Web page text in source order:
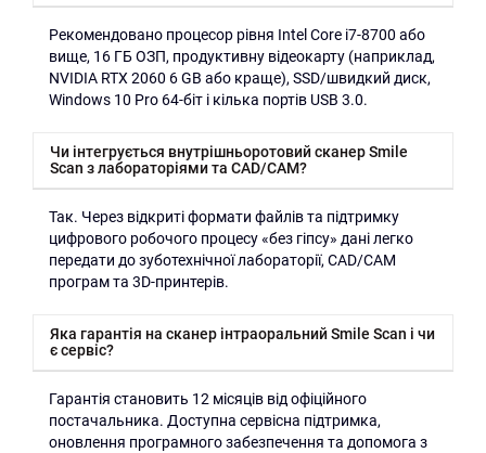
Рекомендовано процесор рівня Intel Core i7-8700 або
вище, 16 ГБ ОЗП, продуктивну відеокарту (наприклад,
NVIDIA RTX 2060 6 GB або краще), SSD/швидкий диск,
Windows 10 Pro 64-біт і кілька портів USB 3.0.
Чи інтегрується внутрішньоротовий сканер Smile
Scan з лабораторіями та CAD/CAM?
Так. Через відкриті формати файлів та підтримку
цифрового робочого процесу «без гіпсу» дані легко
передати до зуботехнічної лабораторії, CAD/CAM
програм та 3D-принтерів.
Яка гарантія на сканер інтраоральний Smile Scan і чи
є сервіс?
Гарантія становить 12 місяців від офіційного
постачальника. Доступна сервісна підтримка,
оновлення програмного забезпечення та допомога з